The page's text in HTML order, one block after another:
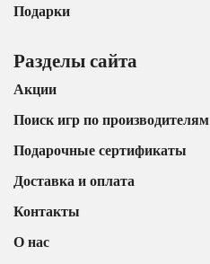
Подарки
Разделы сайта
Акции
Поиск игр по производителям
Подарочные сертификаты
Доставка и оплата
Контакты
О нас